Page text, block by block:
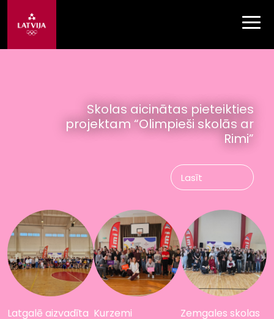
Skolas aicinātas pieteikties
projektam “Olimpieši skolās ar
Rimi”
Lasīt
Latgalē aizvadīta Kurzemi
Zemgales skolas